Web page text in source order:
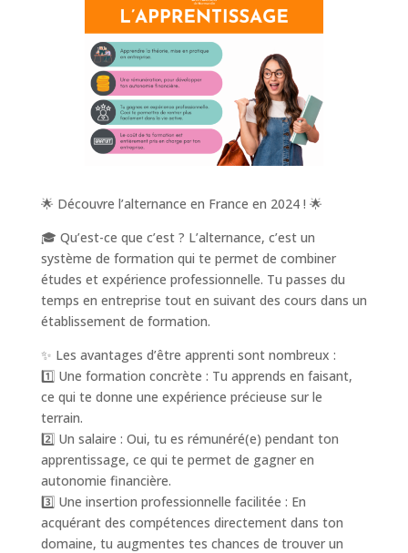
🌟 Découvre l’alternance en France en 2024 ! 🌟
🎓 Qu’est-ce que c’est ? L’alternance, c’est un
système de formation qui te permet de combiner
études et expérience professionnelle. Tu passes du
temps en entreprise tout en suivant des cours dans un
établissement de formation.
✨ Les avantages d’être apprenti sont nombreux :
1️⃣ Une formation concrète : Tu apprends en faisant,
ce qui te donne une expérience précieuse sur le
terrain.
2️⃣ Un salaire : Oui, tu es rémunéré(e) pendant ton
apprentissage, ce qui te permet de gagner en
autonomie financière.
3️⃣ Une insertion professionnelle facilitée : En
acquérant des compétences directement dans ton
domaine, tu augmentes tes chances de trouver un